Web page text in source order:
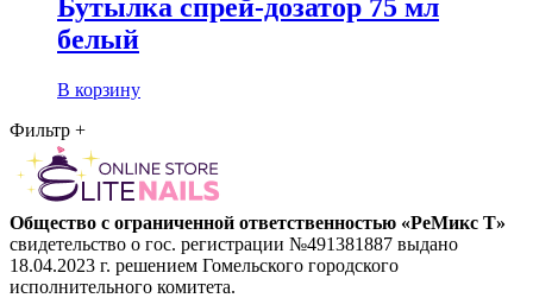
Бутылка спрей-дозатор 75 мл
белый
В корзину
Фильтр +
Общество с ограниченной ответственностью «РеМикс Т»
свидетельство о гос. регистрации №491381887 выдано
18.04.2023 г. решением Гомельского городского
исполнительного комитета.